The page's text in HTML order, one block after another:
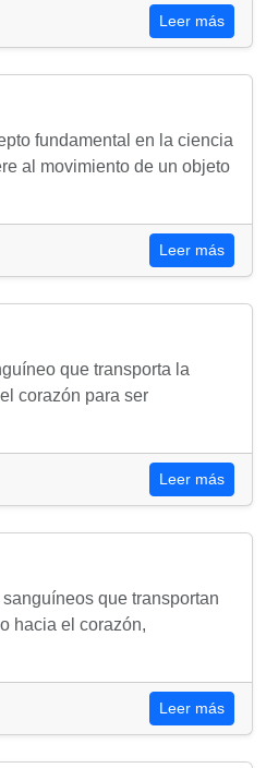
Leer más
fundamental en la ciencia
al movimiento de un objeto
Leer más
que transporta la
corazón para ser
Leer más
que transportan
hacia el corazón,
Leer más